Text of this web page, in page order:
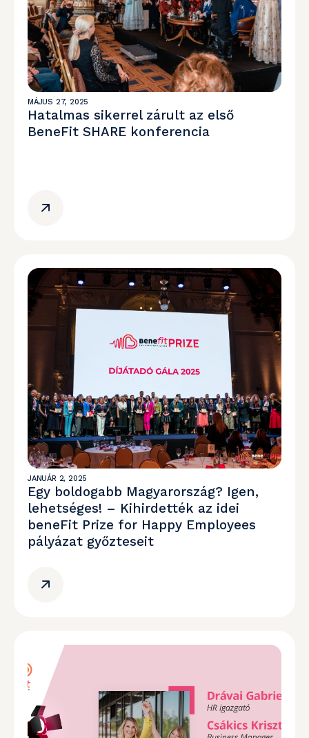
MÁJUS 27, 2025
Hatalmas sikerrel zárult az első
BeneFit SHARE konferencia
JANUÁR 2, 2025
Egy boldogabb Magyarország? Igen,
lehetséges! – Kihirdették az idei
beneFit Prize for Happy Employees
pályázat győzteseit